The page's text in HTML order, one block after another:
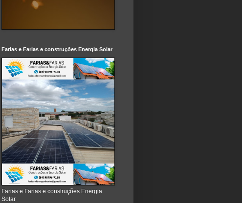
Farias e Farias e construções Energia Solar
Farias e Farias e construções Energia
Solar